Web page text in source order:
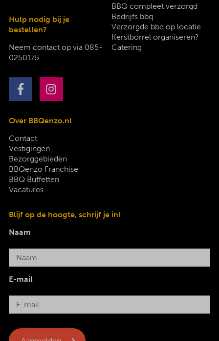
Hulp nodig bij je
bestellen?
Neem contact op via 085-
0250175
BBQ compleet verzorgd
Bedrijfs bbq
Verzorgde bbq op locatie
Kerstborrel organiseren?
Catering
Over BBQenzo.nl
Contact
Vestigingen
Bezorggebieden
BBQenzo Franchise
BBQ Buffetten
Vacatures
Blijf op de hoogte, schrijf je in!
Naam
E-mail